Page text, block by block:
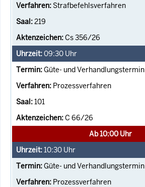
Strafbefehlsverfahren
219
Cs 356/26
09:30 Uhr
Güte- und Verhandlungstermin
Prozessverfahren
101
C 66/26
Ab 10:00 Uhr
10:30 Uhr
Güte- und Verhandlungstermin
Prozessverfahren